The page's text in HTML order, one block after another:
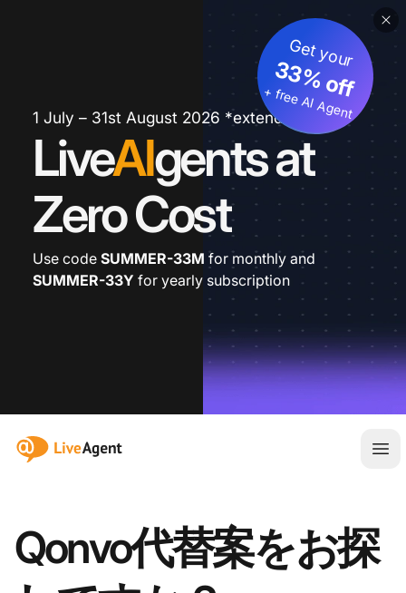
1 July – 31st August 2026 *extended
LiveAIgents at
Zero Cost
Get your
33% off
+ free AI Agent
Use code SUMMER-33M for monthly and
SUMMER-33Y for yearly subscription
:site.title
メ
Qonvo代替案をお探